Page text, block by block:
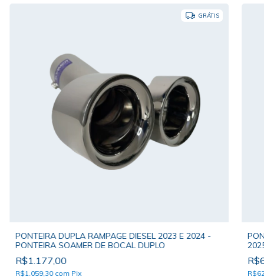
GRÁTIS
PONTEIRA DUPLA RAMPAGE DIESEL 2023 E 2024 -
PONTEIRA SOAMER DE BOCAL DUPLO
R$1.177,00
R$1.059,30 com Pix